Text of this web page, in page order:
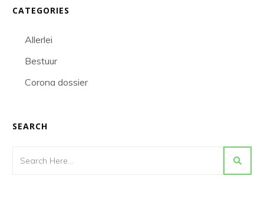
CATEGORIES
Allerlei
Bestuur
Corona dossier
SEARCH